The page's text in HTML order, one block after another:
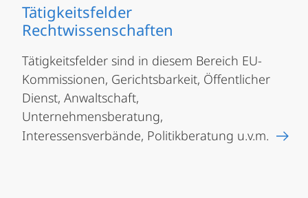
Tätigkeitsfelder
Rechtwissenschaften
Tätigkeitsfelder sind in diesem Bereich EU-
Kommissionen, Gerichtsbarkeit, Öffentlicher
Dienst, Anwaltschaft,
Unternehmensberatung,
Interessensverbände, Politikberatung u.v.m.